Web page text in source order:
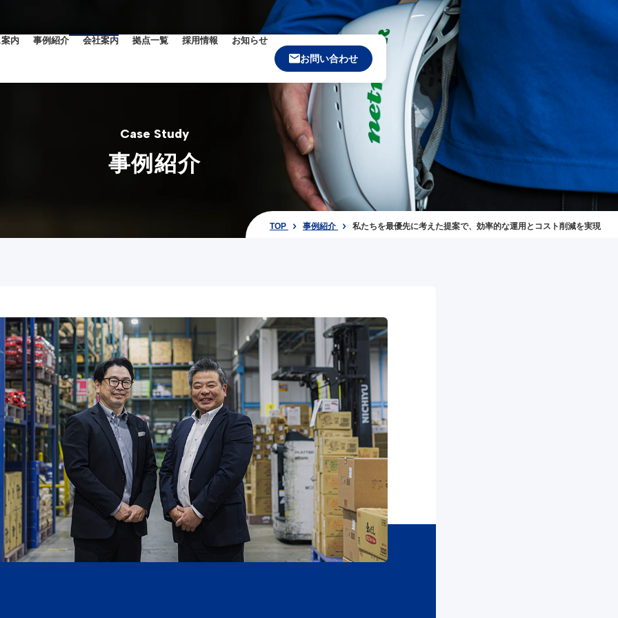
内 事例紹介 会社案内 拠点一覧 採用情報 お知らせ
お問い合わせ
Case Study
事例紹介
TOP 事例紹介 私たちを最優先に考えた提案で、効率的な運用とコスト削減を実現